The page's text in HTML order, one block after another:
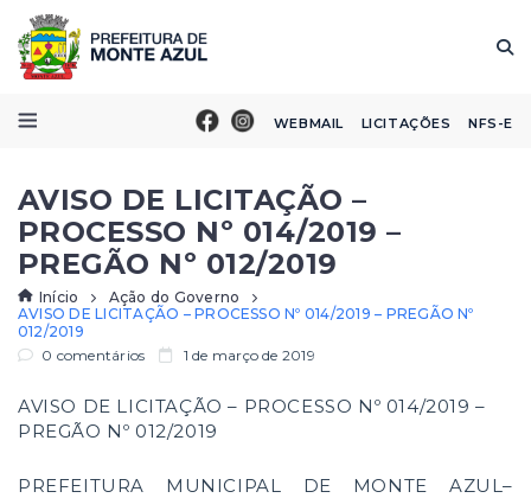
WEBMAIL LICITAÇÕES NFS-E
AVISO DE LICITAÇÃO –
PROCESSO Nº 014/2019 –
PREGÃO Nº 012/2019
Início
Ação do Governo
AVISO DE LICITAÇÃO – PROCESSO Nº 014/2019 – PREGÃO Nº
012/2019
0 comentários
1 de março de 2019
AVISO DE LICITAÇÃO – PROCESSO Nº 014/2019 –
PREGÃO Nº 012/2019
PREFEITURA MUNICIPAL DE MONTE AZUL–